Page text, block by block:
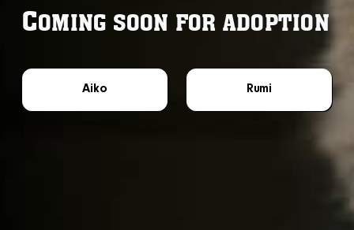
COMING SOON FOR ADOPTION
Aiko Rumi